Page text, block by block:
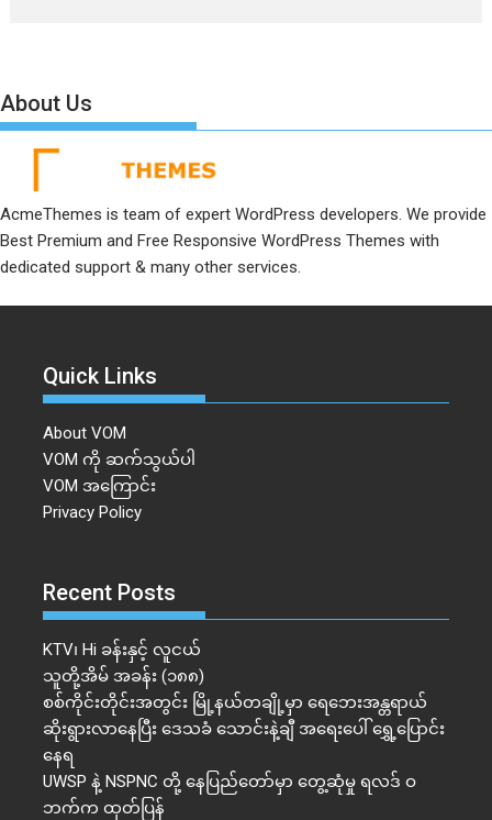
About Us
AcmeThemes is team of expert WordPress developers. We provide
Best Premium and Free Responsive WordPress Themes with
dedicated support & many other services.
Quick Links
About VOM
VOM ကို ဆက်သွယ်ပါ
VOM အကြောင်း
Privacy Policy
Recent Posts
KTV၊ Hi ခန်းနှင့် လူငယ်
သူတို့အိမ် အခန်း (၁၈၈)
စစ်ကိုင်းတိုင်းအတွင်း မြို့နယ်တချို့မှာ ရေဘေးအန္တရာယ်
ဆိုးရွားလာနေပြီး ဒေသခံ သောင်းနဲ့ချီ အရေးပေါ် ရွှေ့ပြောင်း
နေရ
UWSP နဲ့ NSPNC တို့ နေပြည်တော်မှာ တွေ့ဆုံမှု ရလဒ် ဝ
ဘက်က ထုတ်ပြန်